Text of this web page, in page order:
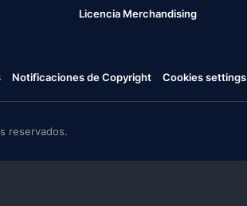
Licencia Merchandising
Notificaciones de Copyright Cookies settings
reservados.